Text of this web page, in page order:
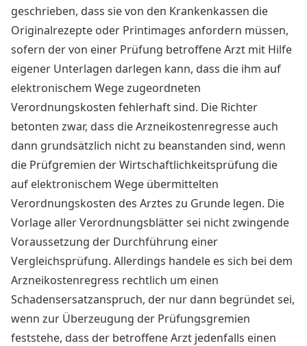
geschrieben, dass sie von den Krankenkassen die
Originalrezepte oder Printimages anfordern müssen,
sofern der von einer Prüfung betroffene Arzt mit Hilfe
eigener Unterlagen darlegen kann, dass die ihm auf
elektronischem Wege zugeordneten
Verordnungskosten fehlerhaft sind. Die Richter
betonten zwar, dass die Arzneikostenregresse auch
dann grundsätzlich nicht zu beanstanden sind, wenn
die Prüfgremien der Wirtschaftlichkeitsprüfung die
auf elektronischem Wege übermittelten
Verordnungskosten des Arztes zu Grunde legen. Die
Vorlage aller Verordnungsblätter sei nicht zwingende
Voraussetzung der Durchführung einer
Vergleichsprüfung. Allerdings handele es sich bei dem
Arzneikostenregress rechtlich um einen
Schadensersatzanspruch, der nur dann begründet sei,
wenn zur Überzeugung der Prüfungsgremien
feststehe, dass der betroffene Arzt jedenfalls einen